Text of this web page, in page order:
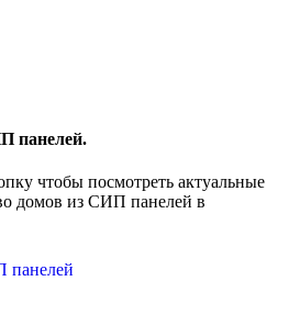
панелей.
чтобы посмотреть актуальные
домов из СИП панелей в
панелей